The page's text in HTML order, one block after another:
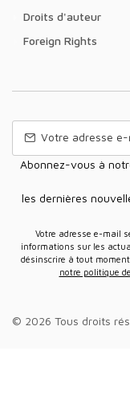
Droits d'auteur
Foreign Rights
Abonnez-vous à notre Newsletter pour recevoir nos nouvelles
les dernières
Votre adresse e-mail sera uniquement utilisée pour vous envoyer des
informations sur les
désinscrire à tout
notre politique
© 2026 Tous droits